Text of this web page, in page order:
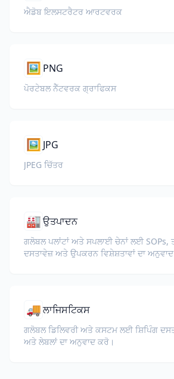
ਐਡੋਬ ਇਲਸਟਰੈਟਰ ਆਰਟਵਰਕ
🖼️ PNG
ਪੋਰਟੇਬਲ ਨੈੱਟਵਰਕ ਗ੍ਰਾਫਿਕਸ
🖼️ JPG
JPEG ਚਿੱਤਰ
🏭ਉਤਪਾਦਨ
ਗਲੋਬਲ ਪਲਾਂਟਾਂ ਅਤੇ ਸਪਲਾਈ ਚੇਨਾਂ ਲਈ SOPs,
ਦਸਤਾਵੇਜ਼ ਅਤੇ ਉਪਕਰਨ ਵਿਸ਼ੇਸ਼ਤਾਵਾਂ ਦਾ
🚚ਲਾਜਿਸਟਿਕਸ
ਗਲੋਬਲ ਡਿਲਿਵਰੀ ਅਤੇ ਕਸਟਮ ਲਈ ਸ਼ਿਪਿੰਗ
ਅਤੇ ਲੇਬਲਾਂ ਦਾ ਅਨੁਵਾਦ ਕਰੋ।